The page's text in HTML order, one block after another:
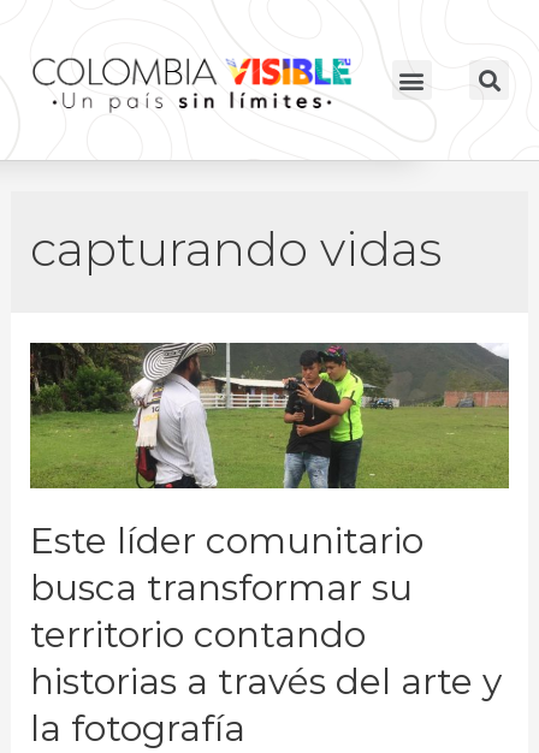
capturando vidas
Este líder comunitario
busca transformar su
territorio contando
historias a través del arte y
la fotografía